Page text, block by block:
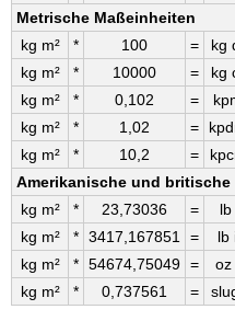
Metrische Maßeinheiten
kg m²
* 100 = kg
kg m²
* 10000 = kg
kg m²
* 0,102 =
kg m²
* 1,02 =
kg m²
* 10,2 =
Amerikanische und britische
kg m²
* 23,73036 = lb
kg m²
* 3417,167851 = lb
kg m²
* 54674,75049 = oz
kg m²
* 0,737561 =